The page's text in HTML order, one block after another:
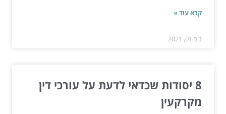
קרא עוד »
נוב 01, 2021
8 יסודות שכדאי לדעת על עורכי דין
מקרקעין